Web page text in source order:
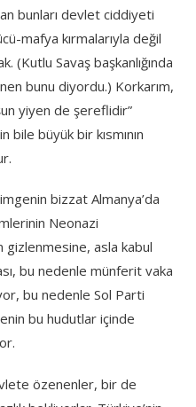
bunları devlet ciddiyeti
mafya kırmalarıyla değil
(Kutlu Savaş başkanlığında
bunu diyordu.) Korkarım,
yiyen de şereflidir”
büyük bir kısmının
bizzat Almanya’da
Neonazi
gizlenmesine, asla kabul
bu nedenle münferit vaka
bu nedenle Sol Parti
bu hudutlar içinde
özenenler, bir de